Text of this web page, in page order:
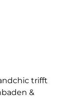
trifft
&